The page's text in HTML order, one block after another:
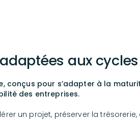
aux
pour s’adapter à la
des entreprises.
un projet, préserver la